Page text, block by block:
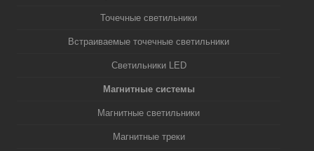
Точечные светильники
Встраиваемые точечные светильники
Светильники LED
Магнитные системы
Магнитные светильники
Магнитные треки